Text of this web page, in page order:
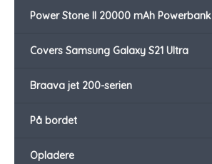
Power Stone II 20000 mAh Powerbank
Covers Samsung Galaxy S21 Ultra
Braava jet 200-serien
På bordet
Opladere